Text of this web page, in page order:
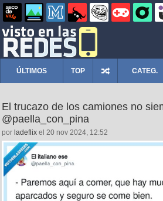
ÚLTIMOS TOP CATEG.
El trucazo de los camiones no
@paella_con_pina
por ladeflix el 20 nov 2024, 12:52